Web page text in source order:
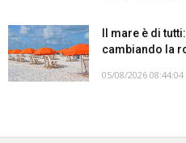
Il mare è di
cambiando la
05/08/2026 08:44:04